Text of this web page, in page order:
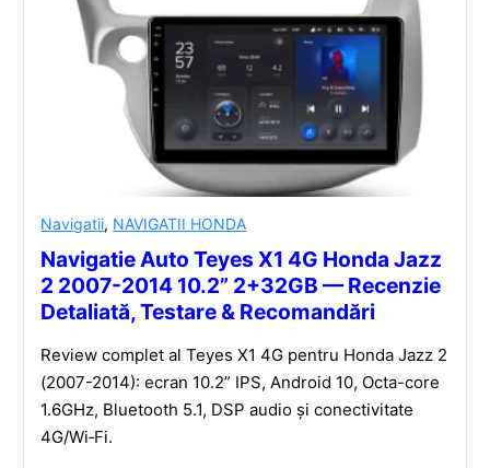
Navigatii, NAVIGATII HONDA
Navigatie Auto Teyes X1 4G Honda Jazz
2 2007-2014 10.2” 2+32GB — Recenzie
Detaliată, Testare & Recomandări
Review complet al Teyes X1 4G pentru Honda Jazz 2
(2007-2014): ecran 10.2” IPS, Android 10, Octa-core
1.6GHz, Bluetooth 5.1, DSP audio și conectivitate
4G/Wi‑Fi.